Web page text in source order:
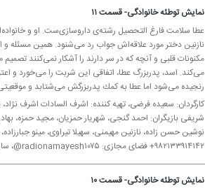
نمایش توطئه خانوادگی- قسمت ۱۱
عطا سلامت فارغ التحصیل رشته‌ی داروسازی‌ست. او و
نازنین دختر مورد علاقه‌اش جواب رد می‌شنود. همین مسئله
مكنونات قلبی و آنچه كه در سر دارند را آشكار نمی‌كنند
می‌كند. اسد، پدربزرگ عطا، اتفاقی این شربت را می‌خورد و
رنجیده می‌شود اما عطا به كمك پدربزرگش می‌شتابد و
كارگردان: سعیده فرضی، تهیه كننده: اشرف السادات اشرف
شریفی بازیگران: احمد گنجی، شهریار حمزیان، مجید حمزه،
۹۸۲۱۳۳۹۱۴۱۴۲+ فضای مجازی: radionamayesh۱۰۷۵@، سایت: www.radionamayesh.ir
نمایش توطئه خانوادگی- قسمت ۱۰